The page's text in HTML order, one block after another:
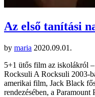
Az első tanítási
by maria 2020.09.01.
5+1 ütős film az iskolákról
Rocksuli A Rocksuli 2003-
amerikai film, Jack Black
rendezésében, a